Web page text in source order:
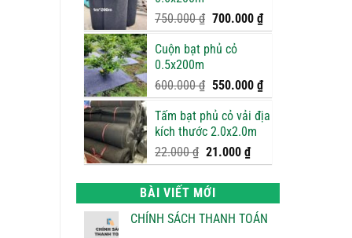
900.000 ₫.
750.000₫ Giá
gốc
là:
700.000 ₫Giá
hiện
700.000 ₫.
Cuộn bạt phủ cỏ
0.5x200m
600.000₫ Giá
gốc
là:
600.000 ₫.
550.000 ₫Giá
hiện
tại
Tấm bạt phủ cỏ vải địa
kích thước 2.0x2.0m
22.000₫ Giá
gốc
là:
22.000 ₫.
21.000 ₫Giá
hiện
tại
là:
21.000 ₫.
BÀI VIẾT MỚI
CHÍNH SÁCH THANH TOÁN